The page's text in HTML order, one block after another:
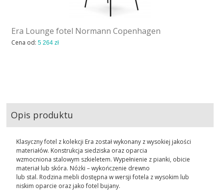
Era Lounge fotel Normann Copenhagen
Cena od:5 264 zł
Opis produktu
Klasyczny fotel z kolekcji Era został wykonany z wysokiej jakości
materiałów. Konstrukcja siedziska oraz oparcia
wzmocniona stalowym szkieletem. Wypełnienie z pianki, obicie
materiał lub skóra. Nóżki – wykończenie drewno
lub stal. Rodzina mebli dostępna w wersji fotela z wysokim lub
niskim oparcie oraz jako fotel bujany.